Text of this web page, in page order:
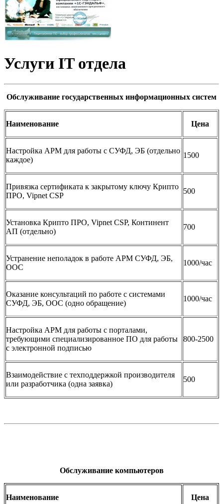
Услуги IT отдела
Обслуживание государственных информационных систем
Наименование Цена
Настройка АРМ для работы с СУФД, ЭБ (отдельно
каждое)
1500
Привязка сертификата к закрытому ключу Крипто
ПРО, Vipnet CSP
500
Установка Крипто ПРО, Vipnet CSP, Континент
АП (отдельно)
700
Устранение неполадок в работе АРМ СУФД, ЭБ,
ООС
1000/час
Оказание консультаций по работе с системами
СУФД, ЭБ, ООС (одно обращение)
1000/час
Настройка АРМ для работы с порталами,
требующими специализированное ПО для работы
с электронной подписью
800-2500
Взаимодействие с техподдержкой производителя
или разработчика (одна заявка)
500
Обслуживание компьютеров
Наименование Цена